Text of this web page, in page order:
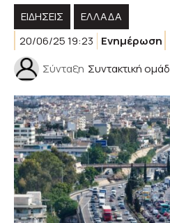
ΕΙΔΗΣΕΙΣ
ΕΛΛΑΔΑ
20/06/25 19:23
Ενημέρωση
Σύνταξη Συντακτική